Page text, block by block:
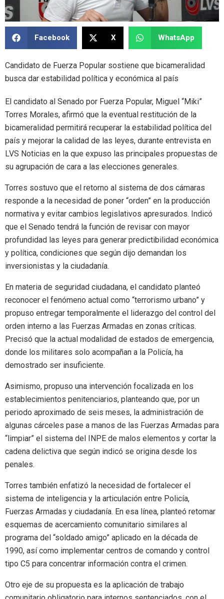
Facebook X WhatsApp
Candidato de Fuerza Popular sostiene que bicameralidad
busca dar estabilidad política y económica al país
El candidato al Senado por Fuerza Popular, Miguel “Miki”
Torres Morales, afirmó que la eventual restitución de la
bicameralidad permitirá recuperar la estabilidad política del
país y mejorar la calidad de las leyes, durante entrevista en
LVS Noticias en la que expuso las principales propuestas de
su agrupación de cara a las elecciones generales.
Torres sostuvo que el retorno al sistema de dos cámaras
responde a la necesidad de poner “orden” en la producción
normativa y evitar cambios legislativos apresurados. Indicó
que el Senado tendrá la función de revisar con mayor
profundidad las leyes para generar predictibilidad económica
y política, condiciones que según dijo demandan los
inversionistas y la ciudadanía.
En materia de seguridad ciudadana, el candidato planteó
reconocer el fenómeno actual como “terrorismo urbano” y
propuso entregar temporalmente el liderazgo del control del
orden interno a las Fuerzas Armadas en zonas críticas.
Precisó que la actual modalidad de estados de emergencia,
donde los militares solo acompañan a la Policía, ha
demostrado ser insuficiente.
Asimismo, propuso una intervención focalizada en los
establecimientos penitenciarios, planteando que, por un
periodo aproximado de seis meses, la administración de
algunas cárceles pase a manos de las Fuerzas Armadas para
“limpiar” el sistema del INPE de malos elementos y cortar la
cadena delictiva que según indicó se origina desde los
penales.
Torres también enfatizó la necesidad de fortalecer el
sistema de inteligencia y la articulación entre Policía,
Fuerzas Armadas y ciudadanía. En esa línea, planteó retomar
esquemas de acercamiento comunitario similares al
programa del “soldado amigo” aplicado en la década de
1990, así como implementar centros de comando y control
tipo C5 para concentrar información contra el crimen.
Otro eje de su propuesta es la aplicación de trabajo